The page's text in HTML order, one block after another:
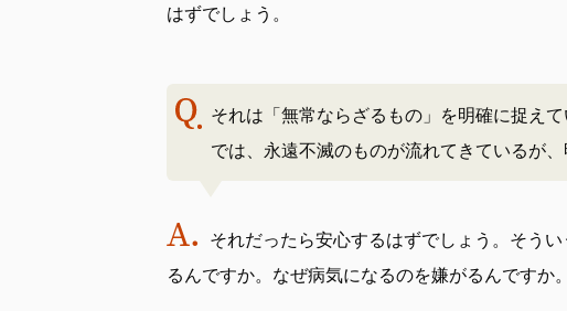
はずでしょう。
それは「無常ならざるもの」を明確に捉え
では、永遠不滅のものが流れてきているが
それだったら安心するはずでしょう。そう
るんですか。なぜ病気になるのを嫌がるんですか。